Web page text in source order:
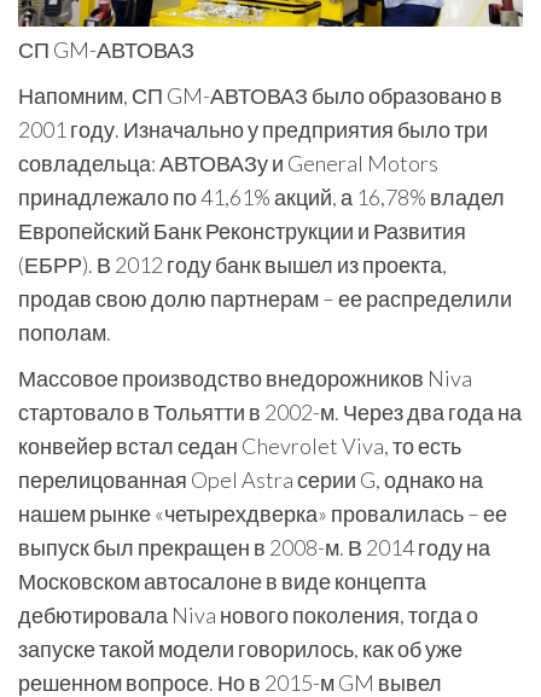
СП GM-АВТОВАЗ
Напомним, СП GM-АВТОВАЗ было образовано в
2001 году. Изначально у предприятия было три
совладельца: АВТОВАЗу и General Motors
принадлежало по 41,61% акций, а 16,78% владел
Европейский Банк Реконструкции и Развития
(ЕБРР). В 2012 году банк вышел из проекта,
продав свою долю партнерам – ее распределили
пополам.
Массовое производство внедорожников Niva
стартовало в Тольятти в 2002-м. Через два года на
конвейер встал седан Chevrolet Viva, то есть
перелицованная Opel Astra серии G, однако на
нашем рынке «четырехдверка» провалилась – ее
выпуск был прекращен в 2008-м. В 2014 году на
Московском автосалоне в виде концепта
дебютировала Niva нового поколения, тогда о
запуске такой модели говорилось, как об уже
решенном вопросе. Но в 2015-м GM вывел